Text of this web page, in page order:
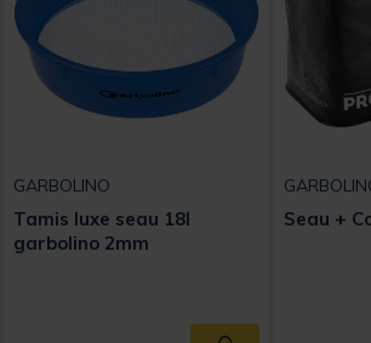
GARBOLINO
Tamis luxe seau 18l
garbolino 2mm
Seau +